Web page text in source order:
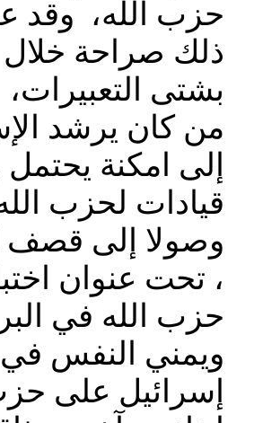
حزب الله، وقد
ذلك صراحة
بشتى
من كان يرشد
إلى امكنة
قيادات لحزب
وصولا إلى قصف
، تحت عنوان
حزب الله في
ويمني النفس في
إسرائيل على